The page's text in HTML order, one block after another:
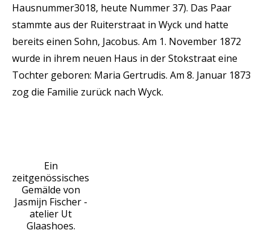
Hausnummer3018, heute Nummer 37). Das Paar
stammte aus der Ruiterstraat in Wyck und hatte
bereits einen Sohn, Jacobus. Am 1. November 1872
wurde in ihrem neuen Haus in der Stokstraat eine
Tochter geboren: Maria Gertrudis. Am 8. Januar 1873
zog die Familie zurück nach Wyck.
Ein
zeitgenössisches
Gemälde von
Jasmijn Fischer -
atelier Ut
Glaashoes.